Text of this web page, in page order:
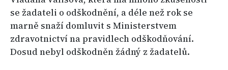
se žadateli o odškodnění, a déle než rok se
marně snaží domluvit s Ministerstvem
zdravotnictví na pravidlech odškodňování.
Dosud nebyl odškodněn žádný z žadatelů.